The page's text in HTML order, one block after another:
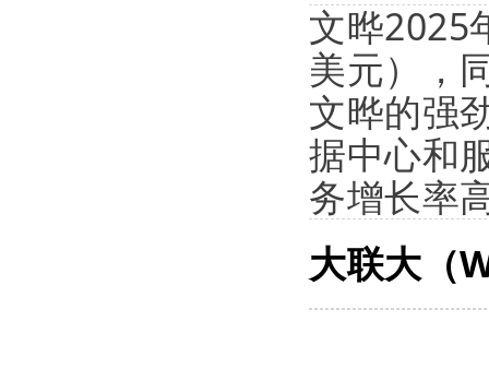
文晔2025
美元），
文晔的强
据中心和
务增长率
大联大（